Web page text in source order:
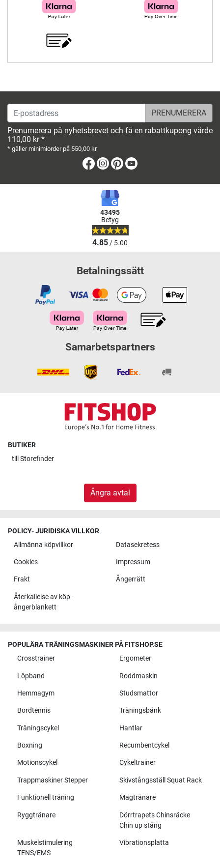
E-postadress
Prenumerera på nyhetsbrevet och få en rabattkupong värde
110,00 kr *
* gäller minimiorder på 550,00 kr
Facebook
Instagram
Pinterest
43495
Betyg
4.85/ 5.00
Betalningssätt
Samarbetspartners
BUTIKER
till Storefinder
Ångra avtal
POLICY- JURIDISKA VILLKOR
Allmänna köpvillkor
Datasekretess
Cookies Impressum
Frakt Ångerrätt
Återkallelse av köp -
ångerblankett
POPULÄRA TRÄNINGSMASKINER PÅ FITSHOP.SE
Crosstrainer
Ergometer
Löpband Roddmaskin
Hemmagym Studsmattor
Bordtennis Träningsbänk
Träningscykel Hantlar
Boxning Recumbentcykel
Motionscykel Cykeltrainer
Trappmaskiner Stepper Skivstångsställ Squat Rack
Funktionell träning Magtränare
Ryggtränare
Dörrtrapets Chinsräcke
Chin up stång
Muskelstimulering
TENS/EMS
Vibrationsplatta